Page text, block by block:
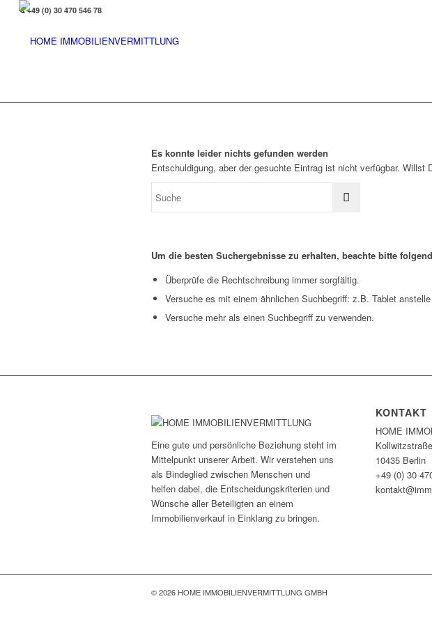
+49 (0) 30 470 546 78
Es konnte leider nichts gefunden werden
Entschuldigung, aber der gesuchte Eintrag ist nicht verfügbar. Willst
Um die besten Suchergebnisse zu erhalten, beachte bitte
Überprüfe die Rechtschreibung immer sorgfältig.
Versuche es mit einem ähnlichen Suchbegriff: z.B. Tablet
Versuche mehr als einen Suchbegriff zu verwenden.
Eine gute und persönliche Beziehung steht im
Mittelpunkt unserer Arbeit. Wir verstehen uns
als Bindeglied zwischen Menschen und
helfen dabei, die Entscheidungskriterien und
Wünsche aller Beteiligten an einem
Immobilienverkauf in Einklang zu bringen.
KONTAKT
HOME
10435 Berlin
+49 (0) 30
© 2026 HOME IMMOBILIENVERMITTLUNG GMBH